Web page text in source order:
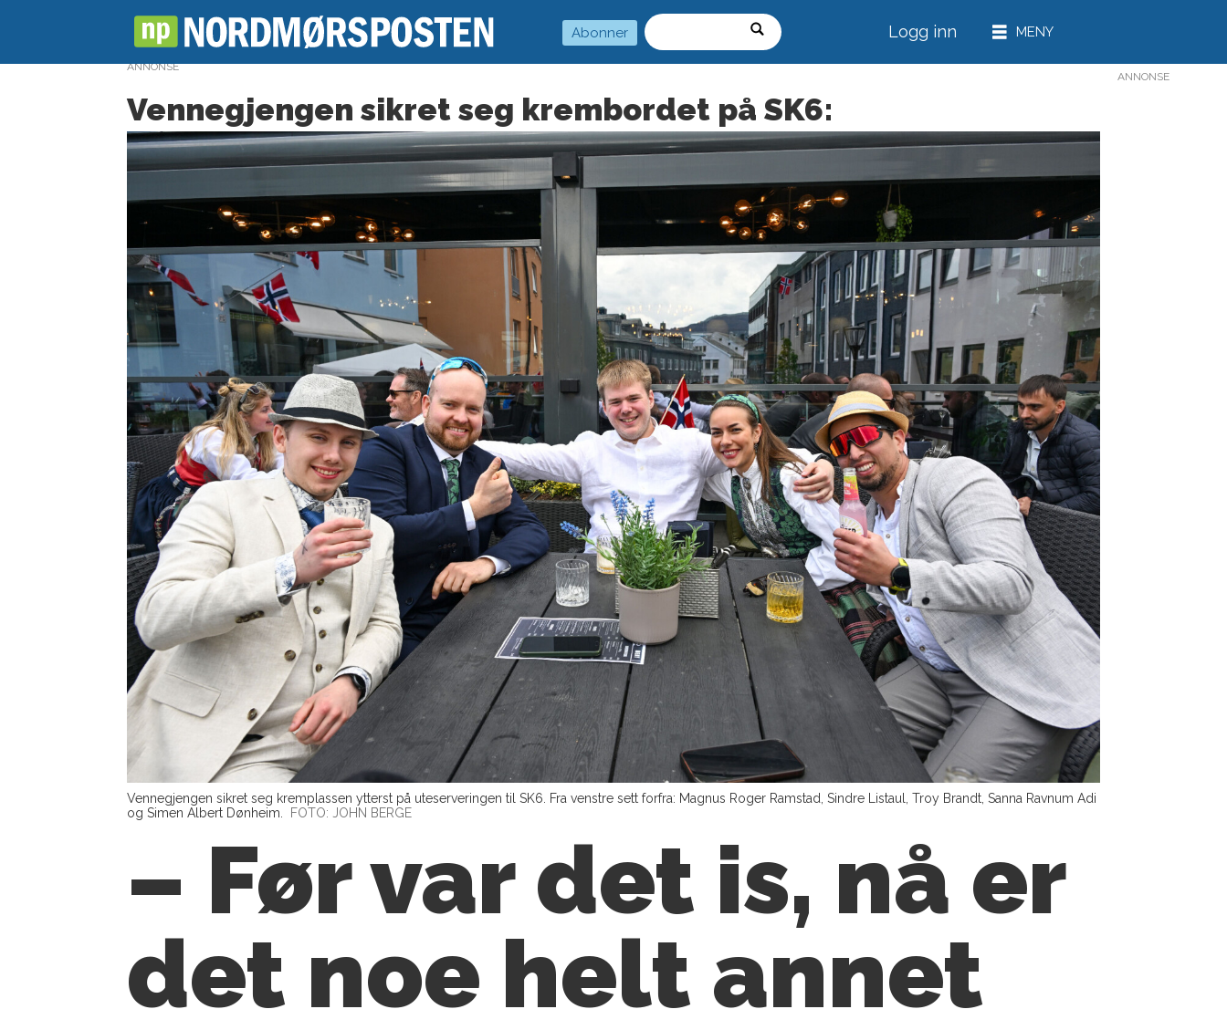
Abonner
Søk
Logg inn
ANNONSE
Vennegjengen sikret seg krembordet på SK6:
Vennegjengen sikret seg kremplassen ytterst på uteserveringen til SK6. Fra venstre sett forfra: Magnus Roger Ramstad, Sindre Listaul, Troy Brandt, Sanna Ravnum Adi
og Simen Albert Dønheim.
FOTO: JOHN BERGE
– Før var det is, nå er
det noe helt annet
ANNONSE